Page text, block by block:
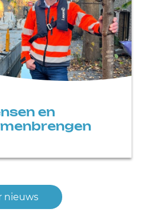
en
nieuws